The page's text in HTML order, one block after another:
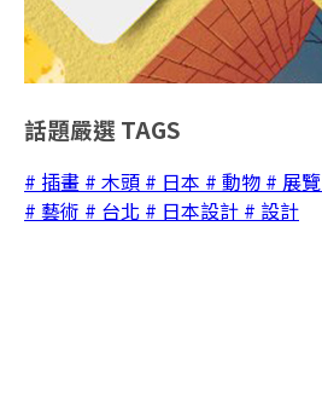
話題嚴選 TAGS
# 插畫 # 木頭 # 日本 # 動物 # 展覽
# 藝術 # 台北 # 日本設計 # 設計